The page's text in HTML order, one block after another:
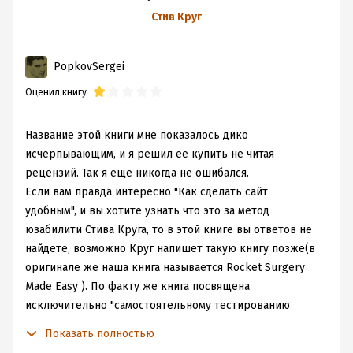
Юзабилити
Стив Круг
PopkovSergei
Оценил книгу
Название этой книги мне показалось дико
исчерпывающим, и я решил ее купить не читая
рецензий. Так я еще никогда не ошибался.
Если вам правда интересно "Как сделать сайт
удобным", и вы хотите узнать что это за метод
юзабилити Стива Круга, то в этой книге вы ответов не
найдете, возможно Круг напишет такую книгу позже(в
оригинале же наша книга называется Rocket Surgery
Made Easy ). По факту же книга посвящена
исключительно "самостоятельному тестированию
Показать полностью